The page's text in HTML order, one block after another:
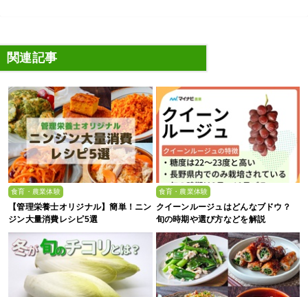
関連記事
食育・農業体験
【管理栄養士オリジナル】簡単！ニン
ジン大量消費レシピ5選
食育・農業体験
クイーンルージュはどんなブドウ？
旬の時期や選び方などを解説